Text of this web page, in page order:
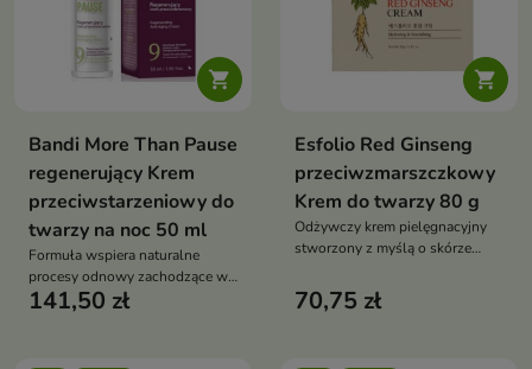

Bandi More Than Pause
regenerujący Krem
przeciwstarzeniowy do
twarzy na noc 50 ml
Formuła wspiera naturalne
procesy odnowy zachodzące w
naskórku, pomaga poprawić
141,50 zł

Esfolio Red Ginseng
przeciwzmarszczkowy
Krem do twarzy 80 g
Odżywczy krem pielęgnacyjny
stworzony z myślą o skórze
regeneracji oraz poprawy
elastyczności.
70,75 zł